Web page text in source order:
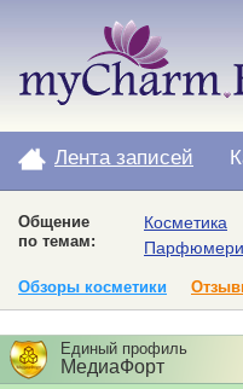
Лента записей
Общение
по темам:
Косметика
Обзоры косметики
Единый профиль
МедиаФорт